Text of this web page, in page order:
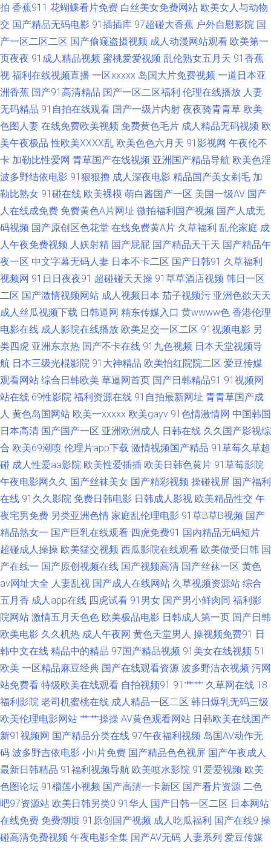
亚洲欧美日韩黄色 四虎官网AV 青青草99色 久久伊人青青 草莓视频在线播放
熟女国产一区 影音先锋资源无人区 91在线porn 福利片偷拍二区 91成人成人
进入人口 欧美性爱主站 五月天性爱视频 影音先锋三级 天堂一级大片 免费看
片91 91avv在线视频 中文字幕在线日韩 偷拍桃花日韩 日韩丝袜美腿精品另
类 日韩韩日免费视频 麻豆操继母 国产精品区域一 东京热色色 影音先锋加勒
比系列 91手机在线 超碰97资源共享 精品东京热av 91嫩草嫩草蜜桃久久 91
福利网址 波多野结依一本道电影 91九色porn蝌蚪 黑丝美女白虎 四虎AV资源
91大神视频污 97色涩 久久成人资源网 日韩有码电影 51国产ts人妖 91撸大
师 成人导航福利在线视频 91福利吧 91手淫视频 超碰97资源共享 狼人狠干
本久 人妖日人妖 深爱激情综合网91 国产精品一区二区陕西 97福利导航在线
天堂网91 51视频探花 91探花极品 后入黑丝高跟 日本H祝频 影音先锋少妇黑
丝 91洮色在线观看 成人亚洲欧美网 欧美日韩国产成人综合 亚洲区少妇婷婷
91啦中文视觉盛宴 东京热综合色色 老司机电影院 丝瓜视频污下载啪啪啪
91po顶级 久草国产av 色情福利导航 91pron在线观看 91在线破处 国产17页
少妇14p 91大片视频 91永久免费视频在线观看 不卡视屏 久久玖玖 在线视频
第6页 91微拍视频在线观看 国产精品香蕉国产 欧美性爱主站 91导航国产 99
福利姬 亚洲国产欧美在线另类 www本日黄色 久久爱AV 亚洲欧美变态 91夜
色国产www 国产日本精品久久 欧美色无毒不卡 91大香蕉探花 91做爱视频在
线观看 国产日韩欧美色综合 欧美性爱一区二区 91超碰碰在线 97在线久久 极
品美女内射 日韩欧美sss 91香蕉外国视频 黑丝被入 日韩青青草 91福利是看
爽片 97资源共享 欧美专区综合 91操人视频 草莓视屏s 蜜桃麻豆AV在线 微拍
福利88蜜桃视频 91福利区 成人cc91www 久久啊九九 色色恋夜剧场 性交片
国伦理片妈妈的朋友 四虎久久 91国精产 超碰在福利 欧美色一区 亚洲日韩欧
美性爱 av不卡在线观看 男人天堂α 自拍肏屄视频在线观看 97福利 久艹久爱
婷婷五月天肏屄网址 91麻豆传媒三区 久操视频在线观看 五月深爱婷婷三区
91色情直播 福利色第一导航 蜜桃视频官网 午夜AV婷婷 91激情性交社区 岛
拍 香蕉911 花蝴蝶看片免费 白丝美女免费网站 欧美女人与动物
交 国产精品无码电影 91插插库 97超碰大香蕉 户外自慰影院 国
产一区二区二区 国产偷窥盗摄视频 成人动漫网站观看 欧美第一
页夜夜 91成人精品视频 蜜桃爱爱视频 乱伦熟女五月天 91香蕉
视 福利在线视频直播 一区xxxxx 岛国大片免费视频 一道日本亚
洲香蕉 国产91高清精品 国产一区二区福利 伦理在线播放 人妻
无码精品 91自拍在线观看 国产一级片内射 夜夜骑青青草 欧美
色图人妻 在线免费欧美视频 免费黄色毛片 成人精品无码视频 欧
美午夜极品 性欧美ⅩⅩⅩⅩ乱 欧美色色六月天 91影视网 午夜伦不
卡 加勒比性爱网 青草国产在线视频 亚洲国产精品导航 欧美色淫
波多野结依电影 91狠狠撸 成人深夜电影 精品国产美女剃毛 加
勒比熟女 91碰在线 欧美裸模 萌白酱国产一区 美国一级AV 国产
人在线成免费 免费黄色A片网址 微拍福利国产视频 国产人成无
码视频 国产原创区色花堂 在线免费黄A片 久草福利 乱伦家庭 成
人午夜免费视频 人妖射精 国产屁屁 国产精品天干天 国产精品午
夜一区 中文字幕无码人妻 日本不卡二区 国产日韩91 久草福利
视频网 91日日夜夜91 超碰碰天天操 91草草酒店视频 韩日一区
二区 国产激情视频网站 成人视频日本 茄子视频污 亚洲色欲天天
成人丝瓜视频下载 日韩逼网 精东传媒入口 黄wwww色 香港伦理
电影在线 成人影院在线播放 欧美足交一区二区 91视频电影 另
类四虎 亚洲东京热 国产不卡在线 91九色视频 日本天堂视频导
航 日本三级光棍影院 91大神精品 欧美怡红院院二区 爱豆传媒
观看网站 综合日韩欧美 草逼网首页 国产日韩精品91 91视频网
站在线 69性影院 福利资源在线 91自拍最新网址 青青草国产成
人 黄色岛国网站 欧美一xxxxx 欧美gayv 91色情激情网 中国韩国
日本高清 国产国产一区 亚洲欧洲成人 日韩在线 久久国产影视综
合 欧美69潮喷 伦理片app下载 激情视频国产精品 91草莓久草超
碰 成人性爱aa影院 欧美性爱插插 欧美日韩色黄片 91草莓影院
午夜电影网久久 国产丝袜美女 国产精彩视频 操碰视屏 国产福利
在线 91久久影院 免费日韩电影 日韩成人影视 欧美精品性交 午
夜宅男免费 另类亚洲色情 家庭乱伦理电影 91草B草B视频 国产
精品熟女一 国产巨乳在线观看 四虎免费91 国内精品无码短片
超碰成人操操 欧美猛交视频 西瓜影院在线观看 欧美做受日韩 国
产在线一 国产原创视频在线 国产视频高清 国产丝袜一区 黄色
av网址大全 人妻乱视 国产成人在线网站 久草视频资源站 综合
五月香 成人app在线 四虎试看 91男女 国产男小鲜肉同 福利影
院网站 激情五月天色色 欧美极品电影 日韩成人第一页 国产日韩
欧美电影 久久机热 成人午夜网 黄色天堂男人 操视频免费91 日
韩中文在线 精品中的精品 97国产精品视频 91美女在线视频 51
欧美 一区精品麻豆经典 国产在线观看资源 波多野洁衣视频 污网
站免费看 特级欧美在线观看 自拍视频91 91艹艹 久草网在线 18
福利影院 老司机蜜桃在线 成人精品一区二区 韩日爆乳无码三级
欧美伦理电影网站 艹艹操操 AV黄色观看网站 日韩欧美在线国产
新91视频网 国产精品分类在线 97午夜福利视频 岛国AV动作无
码 波多野吉依电影 小h片免费 国产精品色色视屏 国产午夜成人
最新日韩精品 91福利视频导航 欧美喷水影院 91爱爱视频 欧美
色图论坛 91榴莲小视频 国产高清一卡新区 国产看片资源 二色
吧97资源站 欧美日韩另类0 91华人 国产日韩一区二区 日本网站
在线免费 免费潮喷 91原创国产视频 成人吃瓜福利 国产在线9 操
碰高清免费视频 午夜电影全集 国产AV无码 人妻系列 爱豆传媒